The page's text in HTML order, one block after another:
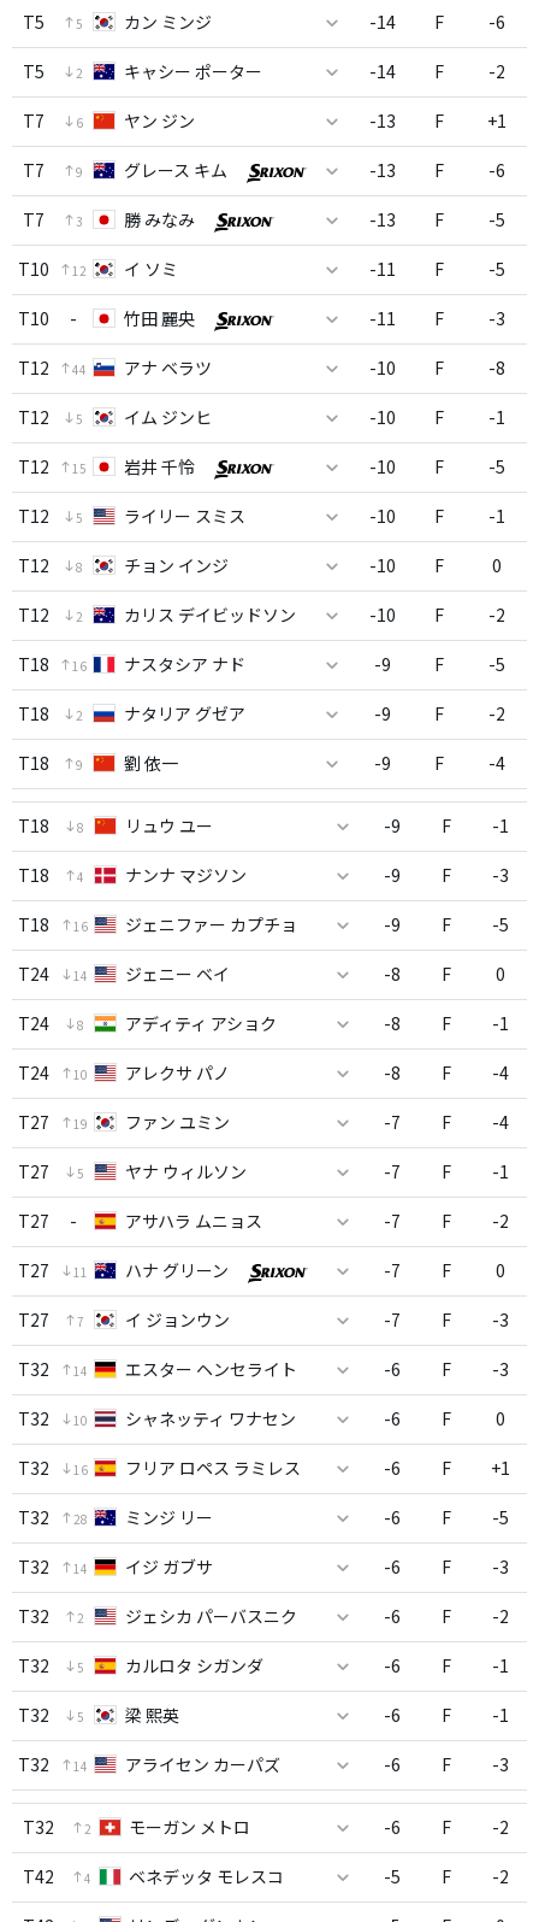
T5 5 カン ミンジ -14 F -6
T5 2 キャシー ポーター -14 F -2
T7 6 ヤン ジン -13 F +1
T7 9 グレース キム -13 F -6
T7 3 勝 みなみ -13 F -5
T10 12 イ ソミ -11 F -5
T10 - 竹田 麗央 -11 F -3
T12 44 アナ ベラツ -10 F -8
T12 5 イム ジンヒ -10 F -1
T12 15 岩井 千怜 -10 F -5
T12 5 ライリー スミス -10 F -1
T12 8 チョン インジ -10 F 0
T12 2 カリス デイビッドソン -10 F -2
T18 16 ナスタシア ナド -9 F -5
T18 2 ナタリア グゼア -9 F -2
T18 9 劉 依一 -9 F -4
T18 8 リュウ ユー -9 F -1
T18 4 ナンナ マジソン -9 F -3
T18 16 ジェニファー カプチョ -9 F -5
T24 14 ジェニー ベイ -8 F 0
T24 8 アディティ アショク -8 F -1
T24 10 アレクサ パノ -8 F -4
T27 19 ファン ユミン -7 F -4
T27 5 ヤナ ウィルソン -7 F -1
T27 - アサハラ ムニョス -7 F -2
T27 11 ハナ グリーン -7 F 0
T27 7 イ ジョンウン -7 F -3
T32 14 エスター ヘンセライト -6 F -3
T32 10 シャネッティ ワナセン -6 F 0
T32 16 フリア ロペス ラミレス -6 F +1
T32 28 ミンジ リー -6 F -5
T32 14 イジ ガブサ -6 F -3
T32 2 ジェシカ パーバスニク -6 F -2
T32 5 カルロタ シガンダ -6 F -1
T32 5 梁 熙英 -6 F -1
T32 14 アライセン カーパズ -6 F -3
T32 2 モーガン メトロ -6 F -2
T42 4 ベネデッタ モレスコ -5 F -2